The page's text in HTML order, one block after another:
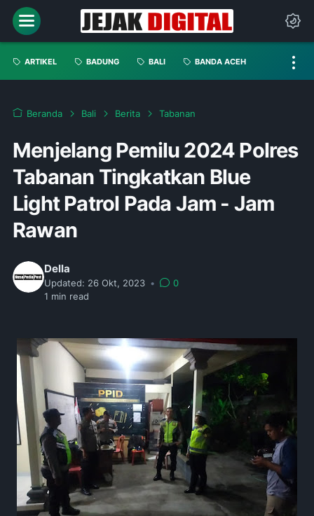
ARTIKEL BADUNG BALI BANDA ACEH
Beranda Bali Berita Tabanan
Menjelang Pemilu 2024 Polres
Tabanan Tingkatkan Blue
Light Patrol Pada Jam - Jam
Rawan
Della
Updated: 26 Okt, 2023 •
0
1 min read